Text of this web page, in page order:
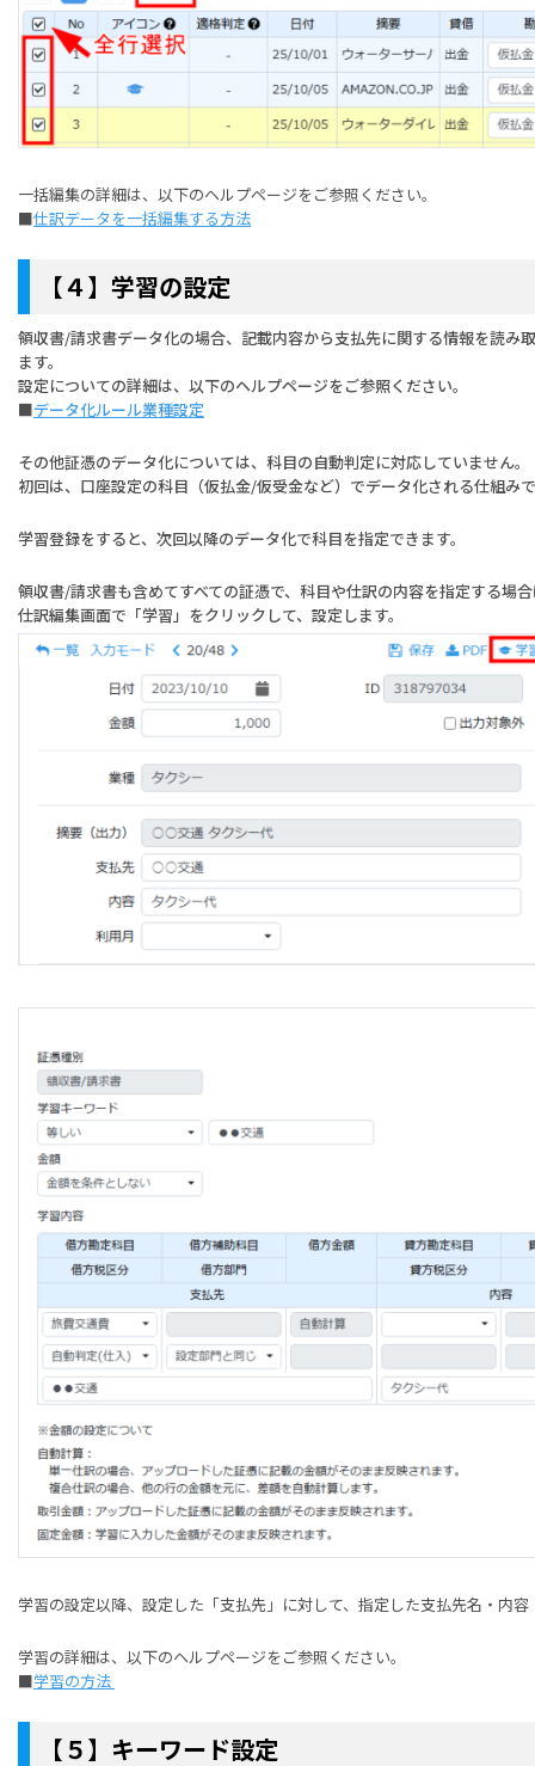
一括編集の詳細は、以下のヘルプページをご参照ください。
■仕訳データを一括編集する方法
【４】学習の設定
領収書/請求書データ化の場合、記載内容から支払先に関する情報を読み
ます。
設定についての詳細は、以下のヘルプページをご参照ください。
■データ化ルール業種設定
その他証憑のデータ化については、科目の自動判定に対応していません。
初回は、⼝座設定の科⽬（仮払⾦/仮受⾦など）でデータ化される仕組み
学習登録をすると、次回以降のデータ化で科目を指定できます。
領収書/請求書も含めてすべての証憑で、科目や仕訳の内容を指定する場
仕訳編集画面で「学習」をクリックして、設定します。
学習の設定以降、設定した「支払先」に対して、指定した支払先名・内
学習の詳細は、以下のヘルプページをご参照ください。
■学習の方法
【５】キーワード設定